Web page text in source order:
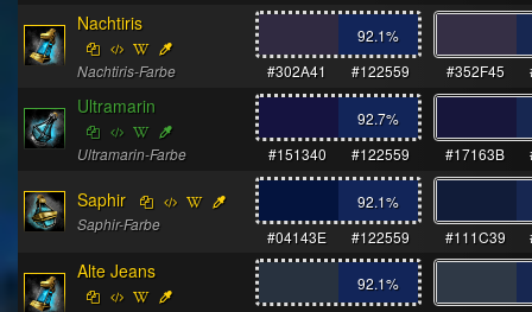
Nachtiris
Nachtiris-Farbe
92.1%
#302A41
#122559 #352F45
Ultramarin
Ultramarin-Farbe
92.7%
#151340
#122559 #17163B
Saphir
Saphir-Farbe
92.1%
#04143E
#122559 #111C39
Alte Jeans
92.1%